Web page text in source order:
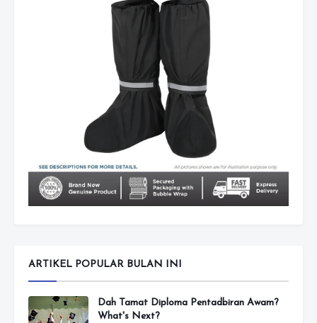
ARTIKEL POPULAR BULAN INI
Dah Tamat Diploma Pentadbiran Awam?
What's Next?